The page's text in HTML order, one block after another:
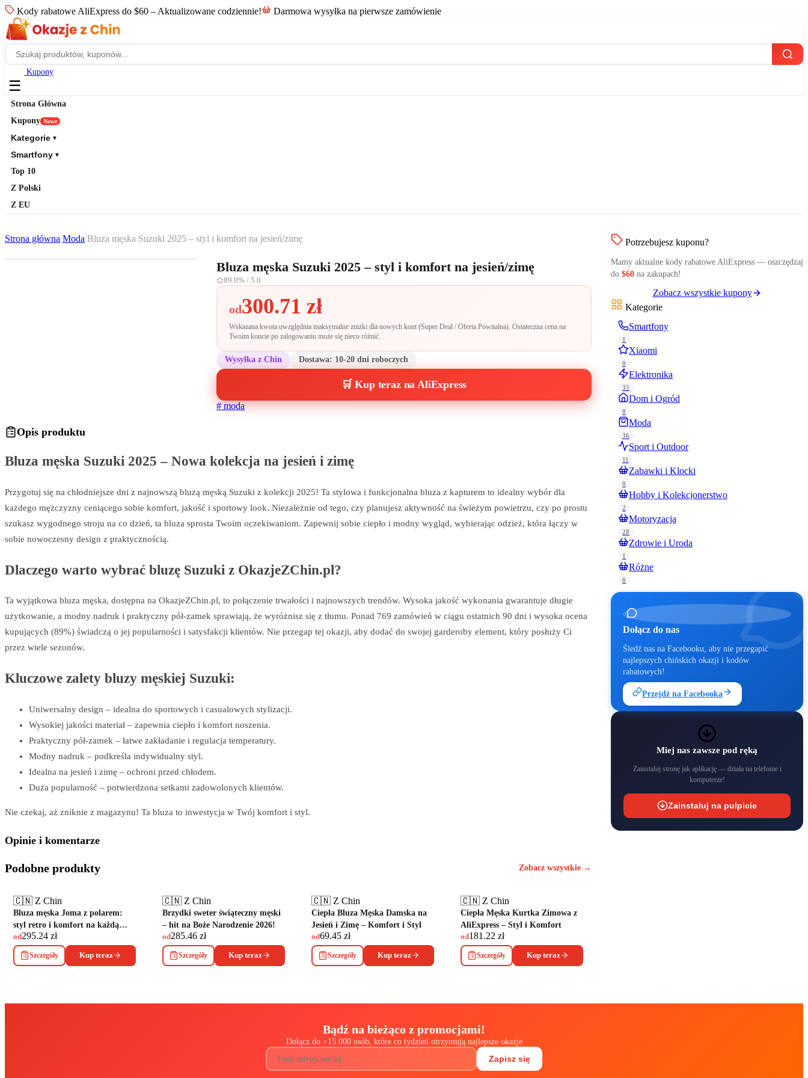
Kody rabatowe AliExpress do $60 – Aktualizowane codziennie! Darmowa wysyłka na pierwsze zamówienie
Kupony
☰
Strona Główna
Kupony Nowe
Kategorie ▼
Smartfony ▼
Top 10
Z Polski
Z EU
Strona główna/Moda/Bluza męska Suzuki 2025 – styl i komfort na jesień/zimę
Bluza męska Suzuki 2025 – styl i komfort na jesień/zimę
89.0% / 5.0
od300.71 zł
Wskazana kwota uwzględnia maksymalne zniżki dla nowych kont (Super Deal / Oferta Powitalna). Ostateczna cena na
Twoim koncie po zalogowaniu może się nieco różnić.
Wysyłka z Chin Dostawa: 10-20 dni roboczych
🛒 Kup teraz na AliExpress
#moda
Opis produktu
Bluza męska Suzuki 2025 – Nowa kolekcja na jesień i zimę
Przygotuj się na chłodniejsze dni z najnowszą bluzą męską Suzuki z kolekcji 2025! Ta stylowa i funkcjonalna bluza z kapturem to idealny wybór dla
każdego mężczyzny ceniącego sobie komfort, jakość i sportowy look. Niezależnie od tego, czy planujesz aktywność na świeżym powietrzu, czy po prostu
szukasz wygodnego stroju na co dzień, ta bluza sprosta Twoim oczekiwaniom. Zapewnij sobie ciepło i modny wygląd, wybierając odzież, która łączy w
sobie nowoczesny design z praktycznością.
Dlaczego warto wybrać bluzę Suzuki z OkazjeZChin.pl?
Ta wyjątkowa bluza męska, dostępna na OkazjeZChin.pl, to połączenie trwałości i najnowszych trendów. Wysoka jakość wykonania gwarantuje długie
użytkowanie, a modny nadruk i praktyczny pół-zamek sprawiają, że wyróżnisz się z tłumu. Ponad 769 zamówień w ciągu ostatnich 90 dni i wysoka ocena
kupujących (89%) świadczą o jej popularności i satysfakcji klientów. Nie przegap tej okazji, aby dodać do swojej garderoby element, który posłuży Ci
przez wiele sezonów.
Kluczowe zalety bluzy męskiej Suzuki:
Uniwersalny design – idealna do sportowych i casualowych stylizacji.
Wysokiej jakości materiał – zapewnia ciepło i komfort noszenia.
Praktyczny pół-zamek – łatwe zakładanie i regulacja temperatury.
Modny nadruk – podkreśla indywidualny styl.
Idealna na jesień i zimę – ochroni przed chłodem.
Duża popularność – potwierdzona setkami zadowolonych klientów.
Nie czekaj, aż zniknie z magazynu! Ta bluza to inwestycja w Twój komfort i styl.
Opinie i komentarze
Podobne produkty Zobacz wszystkie →
🇨🇳 Z Chin
Bluza męska Joma z polarem:
styl retro i komfort na każdą
pogodę
od295.24 zł
Szczegóły Kup teraz
🇨🇳 Z Chin
Brzydki sweter świąteczny męski
– hit na Boże Narodzenie 2026!
od285.46 zł
Szczegóły Kup teraz
🇨🇳 Z Chin
Ciepła Bluza Męska Damska na
Jesień i Zimę – Komfort i Styl
od69.45 zł
Szczegóły Kup teraz
🇨🇳 Z Chin
Ciepła Męska Kurtka Zimowa z
AliExpress – Styl i Komfort
od181.22 zł
Szczegóły Kup teraz
Potrzebujesz kuponu?
Mamy aktualne kody rabatowe AliExpress — oszczędzaj
do $60 na zakupach!
Zobacz wszystkie kupony
Kategorie
Smartfony
1
Xiaomi
0
Elektronika
35
Dom i Ogród
8
Moda
36
Sport i Outdoor
11
Zabawki i Klocki
0
Hobby i Kolekcjonerstwo
2
Motoryzacja
28
Zdrowie i Uroda
1
Różne
0
Dołącz do nas
Śledź nas na Facebooku, aby nie przegapić
najlepszych chińskich okazji i kodów
rabatowych!
Przejdź na Facebooka
Miej nas zawsze pod ręką
Zainstaluj stronę jak aplikację — działa na telefonie i
komputerze!
Zainstaluj na pulpicie
Bądź na bieżąco z promocjami!
Dołącz do >15 000 osób, które co tydzień otrzymują najlepsze okazje
Zapisz się